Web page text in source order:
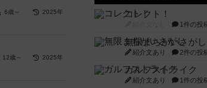
6歳～ 2025年
12歳～ 2025年
コレクト！
1件の投
無限まちがいさがし
紹介文あり 2件の投
ガルフストライク
紹介文あり 1件の投